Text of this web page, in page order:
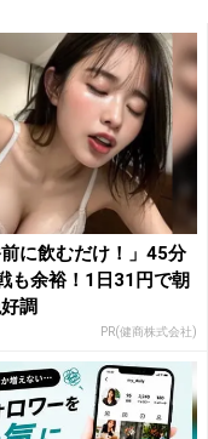
前に飲むだけ！」45分
も余裕！1日31円で朝
調
PR(健商株式会社)